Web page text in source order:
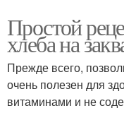
Простой
хлеба на
Прежде всего,
очень полезен для
витаминами и не